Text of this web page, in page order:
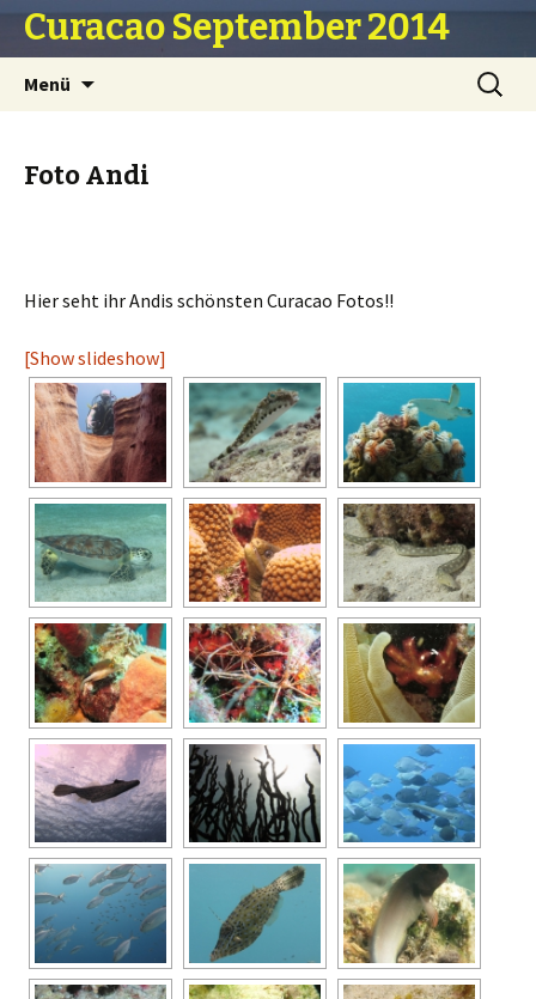
Curacao September 2014
Menü
Suche
nach:
Foto Andi
Hier seht ihr Andis schönsten Curacao Fotos!!
[Show slideshow]